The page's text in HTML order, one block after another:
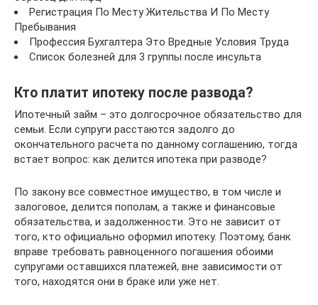
Регистрация По Месту Жительства И По Месту
Пребывания
Профессия Бухгалтера Это Вредные Условия Труда
Список болезней для 3 группы после инсульта
Кто платит ипотеку после развода?
Ипотечный займ – это долгосрочное обязательство для
семьи. Если супруги расстаются задолго до
окончательного расчета по данному соглашению, тогда
встает вопрос: как делится ипотека при разводе?
По закону все совместное имущество, в том числе и
залоговое, делится пополам, а также и финансовые
обязательства, и задолженности. Это не зависит от
того, кто официально оформил ипотеку. Поэтому, банк
вправе требовать равноценного погашения обоими
супругами оставшихся платежей, вне зависимости от
того, находятся они в браке или уже нет.